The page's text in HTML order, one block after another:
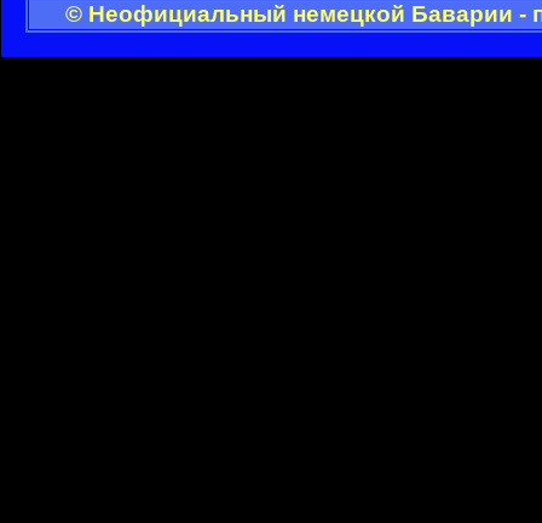
© Неофициальный немецкой Баварии -